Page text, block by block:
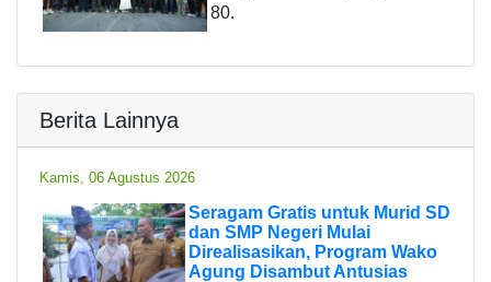
80.
Berita Lainnya
Kamis, 06 Agustus 2026
Seragam Gratis untuk Murid SD
dan SMP Negeri Mulai
Direalisasikan, Program Wako
Agung Disambut Antusias